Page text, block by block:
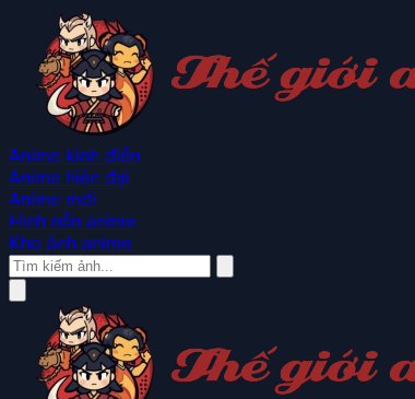
Anime kinh điển
Anime hiện đại
Anime mới
Hình nền anime
Kho ảnh anime